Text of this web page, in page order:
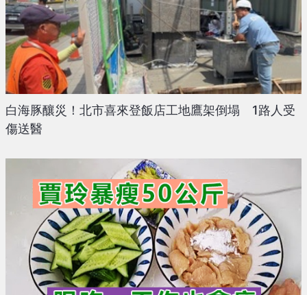
白海豚釀災！北市喜來登飯店工地鷹架倒塌 1路人受
傷送醫